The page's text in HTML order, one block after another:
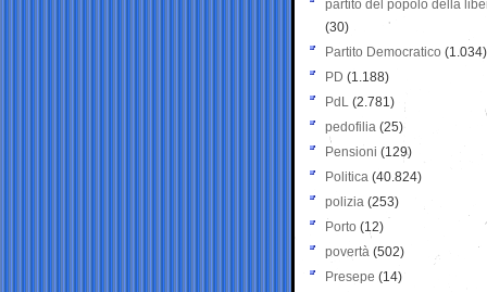
partito del popolo della
(30)
Partito Democratico (1.034)
PD (1.188)
PdL (2.781)
pedofilia (25)
Pensioni (129)
Politica (40.824)
polizia (253)
Porto (12)
povertà (502)
Presepe (14)